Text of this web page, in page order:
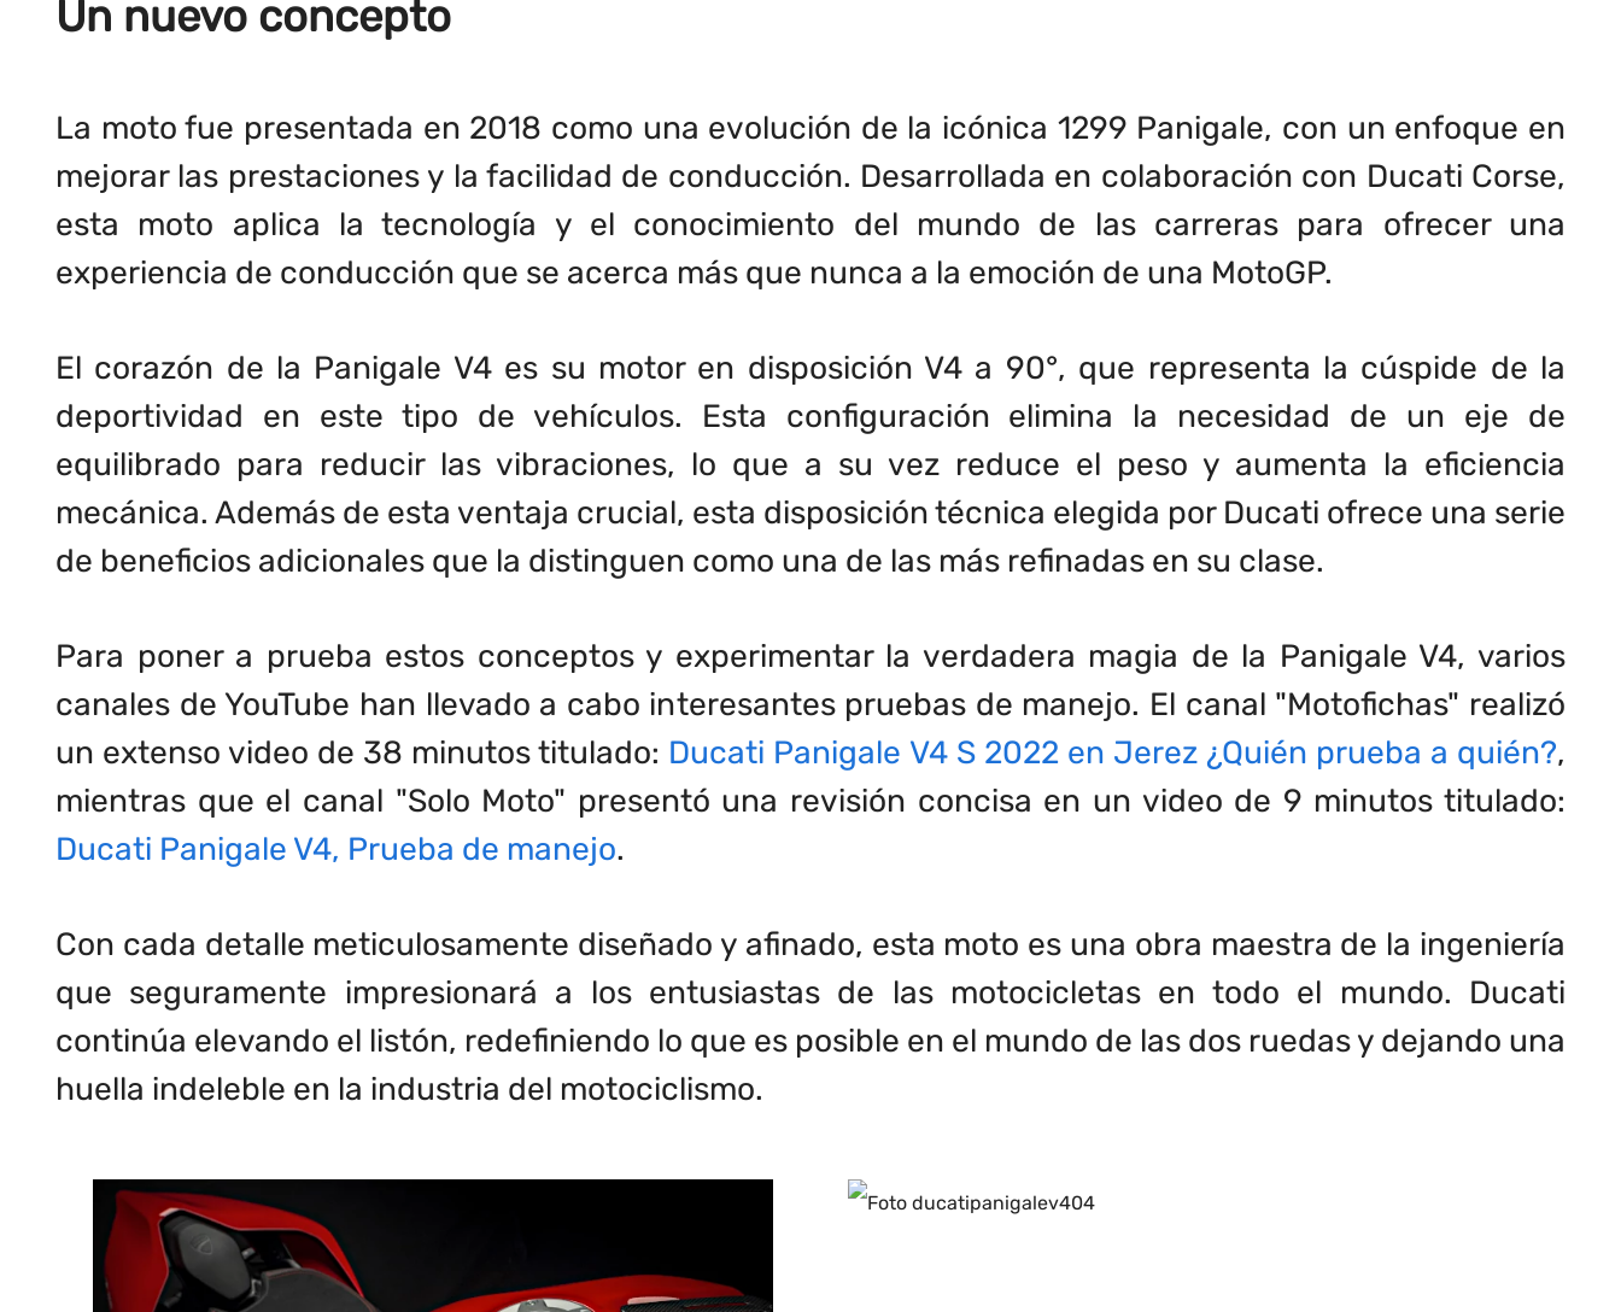
Un nuevo concepto
La moto fue presentada en 2018 como una evolución de la icónica 1299 Panigale, con un enfoque en
mejorar las prestaciones y la facilidad de conducción. Desarrollada en colaboración con Ducati Corse,
esta moto aplica la tecnología y el conocimiento del mundo de las carreras para ofrecer una
experiencia de conducción que se acerca más que nunca a la emoción de una MotoGP.
El corazón de la Panigale V4 es su motor en disposición V4 a 90°, que representa la cúspide de la
deportividad en este tipo de vehículos. Esta configuración elimina la necesidad de un eje de
equilibrado para reducir las vibraciones, lo que a su vez reduce el peso y aumenta la eficiencia
mecánica. Además de esta ventaja crucial, esta disposición técnica elegida por Ducati ofrece una serie
de beneficios adicionales que la distinguen como una de las más refinadas en su clase.
Para poner a prueba estos conceptos y experimentar la verdadera magia de la Panigale V4, varios
canales de YouTube han llevado a cabo interesantes pruebas de manejo. El canal "Motofichas" realizó
un extenso video de 38 minutos titulado: Ducati Panigale V4 S 2022 en Jerez ¿Quién prueba a quién?,
mientras que el canal "Solo Moto" presentó una revisión concisa en un video de 9 minutos titulado:
Ducati Panigale V4, Prueba de manejo.
Con cada detalle meticulosamente diseñado y afinado, esta moto es una obra maestra de la ingeniería
que seguramente impresionará a los entusiastas de las motocicletas en todo el mundo. Ducati
continúa elevando el listón, redefiniendo lo que es posible en el mundo de las dos ruedas y dejando una
huella indeleble en la industria del motociclismo.